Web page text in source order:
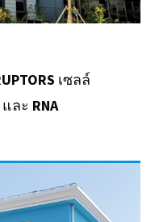
เซลล์
ละ RNA